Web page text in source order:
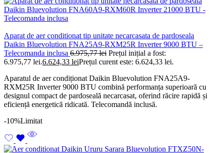
Aparat de aer conditionat tip unitate necarcasata de pardoseala
Daikin Bluevolution FNA25A9-RXM25R Inverter 9000 BTU –
Telecomanda inclusa 6.975,77lei Prețul inițial a fost:
6.975,77 lei.6.624,33 leiPrețul curent este: 6.624,33 lei.
Aparatul de aer condiționat Daikin Bluevolution FNA25A9-
RXM25R Inverter 9000 BTU combină performanța superioară cu
designul compact de pardoseală necarcasat, oferind răcire rapidă și
eficiență energetică ridicată. Telecomandă inclusă.
-10%Limitat